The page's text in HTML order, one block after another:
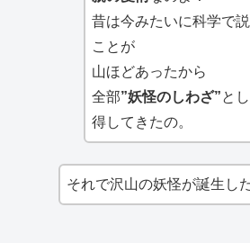
昔は今みたいに科学で
ことが
山ほどあったから
全部”妖怪のしわざ”と
得してきたの。
それで沢山の妖怪が誕生し